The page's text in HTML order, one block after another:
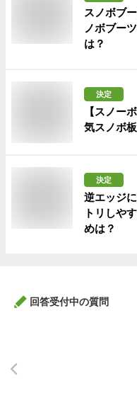
スノボブ
ノボブー
は？
決定
【スノー
気スノボ
決定
逆エッジ
トリしや
めは？
回答受付中の質問